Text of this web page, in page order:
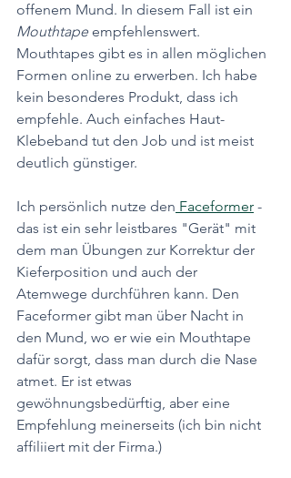
offenem Mund. In diesem Fall ist ein
Mouthtape empfehlenswert.
Mouthtapes gibt es in allen möglichen
Formen online zu erwerben. Ich habe
kein besonderes Produkt, dass ich
empfehle. Auch einfaches Haut-
Klebeband tut den Job und ist meist
deutlich günstiger.
Ich persönlich nutze den Faceformer -
das ist ein sehr leistbares "Gerät" mit
dem man Übungen zur Korrektur der
Kieferposition und auch der
Atemwege durchführen kann. Den
Faceformer gibt man über Nacht in
den Mund, wo er wie ein Mouthtape
dafür sorgt, dass man durch die Nase
atmet. Er ist etwas
gewöhnungsbedürftig, aber eine
Empfehlung meinerseits (ich bin nicht
affiliiert mit der Firma.)